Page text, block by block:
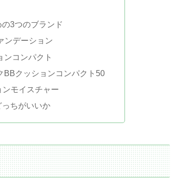
3つのブランド
ンデーション
ンコンパクト
BBクッションコンパクト50​
ンモイスチャー
ちがいいか